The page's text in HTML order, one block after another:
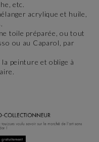
etc.
acrylique et huile,
toile préparée, ou tout
ou au Caparol, par
peinture et oblige à